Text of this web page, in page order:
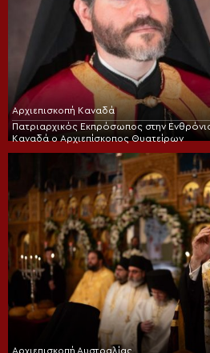
Αρχιεπισκοπή Καναδά
Πατριαρχικός Εκπρόσωπος στην
Καναδά ο Αρχιεπίσκοπος Θυατείρων
Αρχιεπισκοπή Αυστραλίας